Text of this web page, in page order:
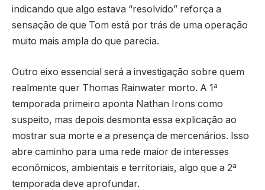
indicando que algo estava “resolvido” reforça a
sensação de que Tom está por trás de uma operação
muito mais ampla do que parecia.
Outro eixo essencial será a investigação sobre quem
realmente quer Thomas Rainwater morto. A 1ª
temporada primeiro aponta Nathan Irons como
suspeito, mas depois desmonta essa explicação ao
mostrar sua morte e a presença de mercenários. Isso
abre caminho para uma rede maior de interesses
econômicos, ambientais e territoriais, algo que a 2ª
temporada deve aprofundar.